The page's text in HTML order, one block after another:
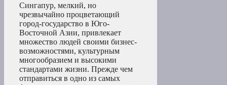
Сингапур, мелкий, но
чрезвычайно процветающий
город-государство в Юго-
Восточной Азии, привлекает
множество людей своими бизнес-
возможностями, культурным
многообразием и высокими
стандартами жизни. Прежде чем
отправиться в одно из самых